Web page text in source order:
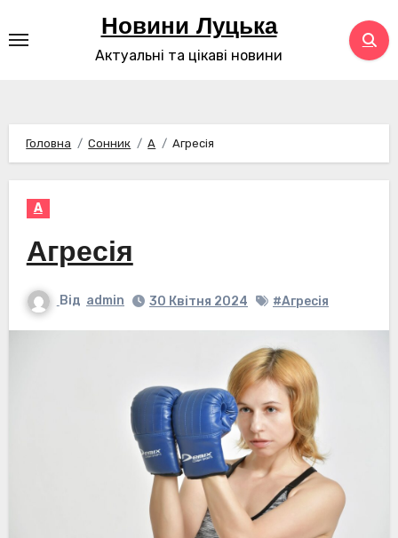
до
Новини Луцька
Актуальні та цікаві новини
Головна Сонник А Агресія
А
Агресія
Від admin 30 Квітня 2024 #Агресія